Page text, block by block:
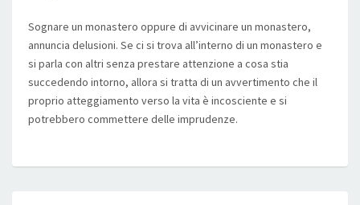
Sognare un monastero oppure di avvicinare un monastero,
annuncia delusioni. Se ci si trova all’interno di un monastero e
si parla con altri senza prestare attenzione a cosa stia
succedendo intorno, allora si tratta di un avvertimento che il
proprio atteggiamento verso la vita è incosciente e si
potrebbero commettere delle imprudenze.